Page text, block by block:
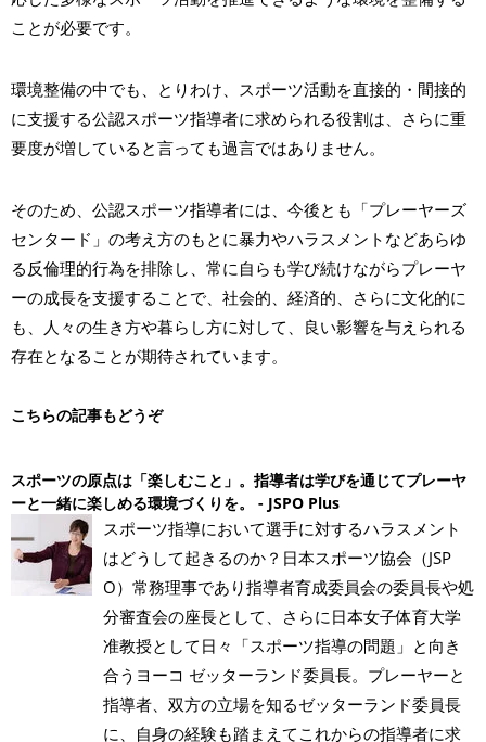
ことが必要です。
環境整備の中でも、とりわけ、スポーツ活動を直接的・間接的
に支援する公認スポーツ指導者に求められる役割は、さらに重
要度が増していると言っても過言ではありません。
そのため、公認スポーツ指導者には、今後とも「プレーヤーズ
センタード」の考え方のもとに暴力やハラスメントなどあらゆ
る反倫理的行為を排除し、常に自らも学び続けながらプレーヤ
ーの成長を支援することで、社会的、経済的、さらに文化的に
も、人々の生き方や暮らし方に対して、良い影響を与えられる
存在となることが期待されています。
こちらの記事もどうぞ
スポーツの原点は「楽しむこと」。指導者は学びを通じてプレーヤ
ーと一緒に楽しめる環境づくりを。 - JSPO Plus
スポーツ指導において選手に対するハラスメント
はどうして起きるのか？日本スポーツ協会（JSP
O）常務理事であり指導者育成委員会の委員長や処
分審査会の座長として、さらに日本女子体育大学
准教授として日々「スポーツ指導の問題」と向き
合うヨーコ ゼッターランド委員長。プレーヤーと
指導者、双方の立場を知るゼッターランド委員長
に、自身の経験も踏まえてこれからの指導者に求